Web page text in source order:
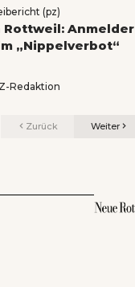
(pz)
Rottweil: Anmelder
„Nippelverbot“
Redaktion
Zurück Weiter